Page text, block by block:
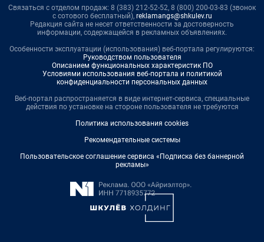
Связаться с отделом продаж: 8 (383) 212-52-52, 8 (800) 200-03-83 (звонок
с сотового бесплатный), reklamangs@shkulev.ru
Редакция сайта не несет ответственности за достоверность
информации, содержащейся в рекламных объявлениях.
Особенности эксплуатации (использования) веб-портала регулируются:
Руководством пользователя
Описанием функциональных характеристик ПО
Условиями использования веб-портала и политикой
конфиденциальности персональных данных
Веб-портал распространяется в виде интернет-сервиса, специальные
действия по установке на стороне пользователя не требуются
Политика использования cookies
Рекомендательные системы
Пользовательское соглашение сервиса «Подписка без баннерной
рекламы»